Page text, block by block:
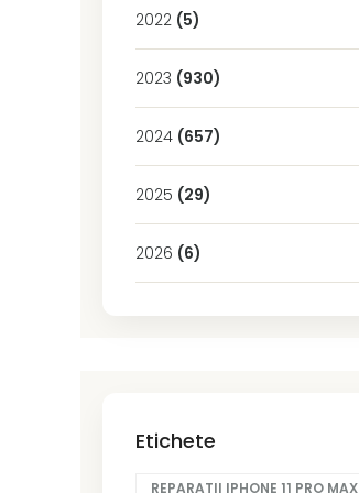
2022 (5)
2023 (930)
2024 (657)
2025 (29)
2026 (6)
Etichete
REPARATII IPHONE 11 PRO MAX